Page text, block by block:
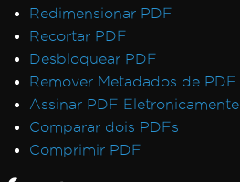
Redimensionar PDF
Recortar PDF
Desbloquear PDF
Remover Metadados de PDF
Assinar PDF Eletronicamente
Comparar dois PDFs
Comprimir PDF